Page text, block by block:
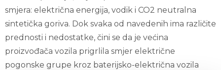
smjera: električna energija, vodik i CO2 neutralna
sintetička goriva. Dok svaka od navedenih ima različite
prednosti i nedostatke, čini se da je većina
proizvođača vozila prigrlila smjer električne
pogonske grupe kroz baterijsko-električna vozila